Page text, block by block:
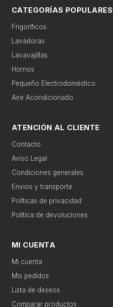
e
g
o
r
a
s
Pequeño
›
Climatización
›
Agua
caliente
›
Sonido
›
Televisión
›
Telefonía
›
Búsquedas populares
lavadora 9kg
lavavajillas integrable
aire acondicionado
Categorías relacionadas
Productos recomendados
CATEGORÍAS POPULARES
Frigoríficos
Lavadoras
Lavavajillas
Hornos
Pequeño Electrodoméstico
Aire Acondicionado
ATENCIÓN AL CLIENTE
Contacto
Aviso Legal
Condiciones generales
Envios y transporte
Políticas de privacidad
Política de devoluciones
MI CUENTA
Mi cuenta
Mis pedidos
Lista de deseos
Comparar productos